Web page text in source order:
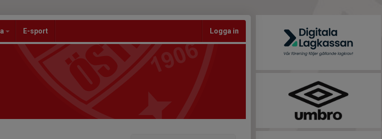
E-sport Logga in